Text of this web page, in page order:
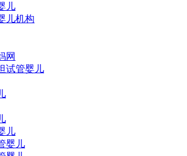
儿
儿机构
网
试管婴儿
儿
婴儿